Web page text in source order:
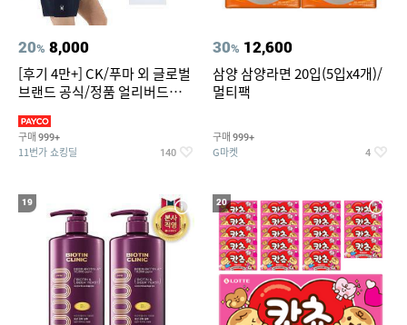
20% 8,000
[후기 4만+] CK/푸마 외 글로벌
브랜드 공식/정품 얼리버드
구매 999+
11번가 쇼킹딜 140
30% 12,600
삼양 삼양라면 20입(5입x4개)/
멀티팩
구매 999+
G마켓 4
19 20